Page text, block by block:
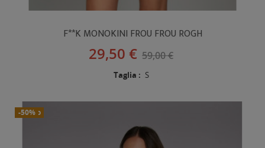
F**K MONOKINI FROU FROU ROGH
29,50 € 59,00 €
Taglia : S
Nuovo
-50%